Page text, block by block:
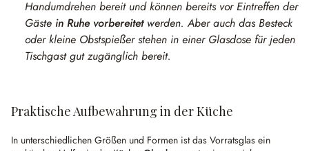
Handumdrehen bereit und können bereits vor Eintreffen der
Gäste in Ruhe vorbereitetwerden. Aber auch das Besteck
oder kleine Obstspießer stehen in einer Glasdose für jeden
Tischgast gut zugänglich bereit.
Praktische Aufbewahrung in der Küche
In unterschiedlichen Größen und Formen ist das Vorratsglas ein